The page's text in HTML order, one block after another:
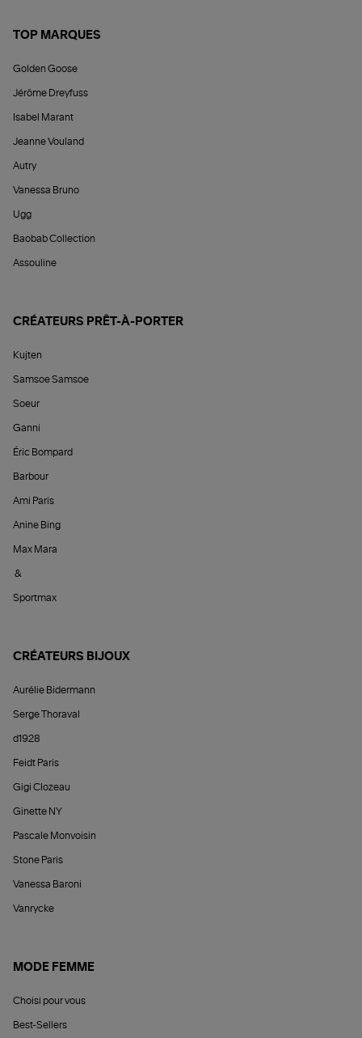
TOP MARQUES
Golden Goose
Jérôme Dreyfuss
Isabel Marant
Jeanne Vouland
Autry
Vanessa Bruno
Ugg
Baobab Collection
Assouline
CRÉATEURS PRÊT-À-PORTER
Kujten
Samsoe Samsoe
Soeur
Ganni
Éric Bompard
Barbour
Ami Paris
Anine Bing
Max Mara
&
Sportmax
CRÉATEURS BIJOUX
Aurélie Bidermann
Serge Thoraval
d1928
Feidt Paris
Gigi Clozeau
Ginette NY
Pascale Monvoisin
Stone Paris
Vanessa Baroni
Vanrycke
MODE FEMME
Choisi pour vous
Best-Sellers